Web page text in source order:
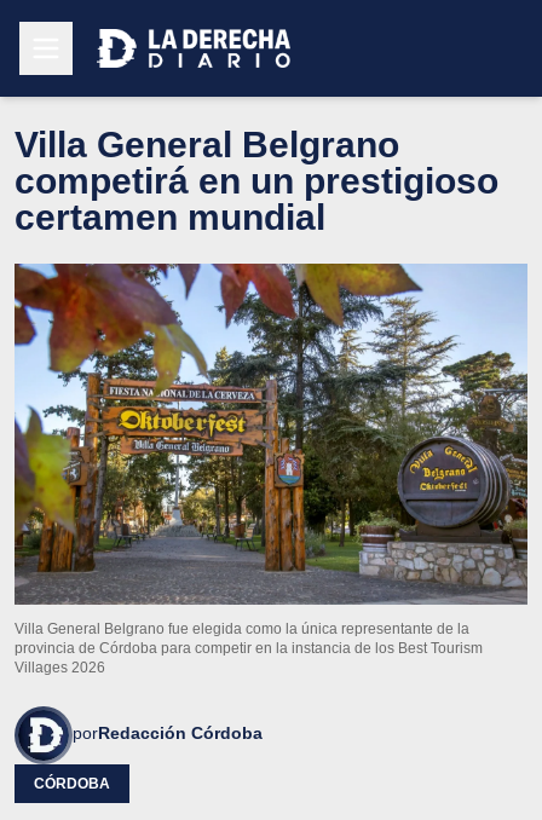
Villa General Belgrano
competirá en un prestigioso
certamen mundial
Villa General Belgrano fue elegida como la única representante de la
provincia de Córdoba para competir en la instancia de los Best Tourism
Villages 2026
porRedacción Córdoba
CÓRDOBA